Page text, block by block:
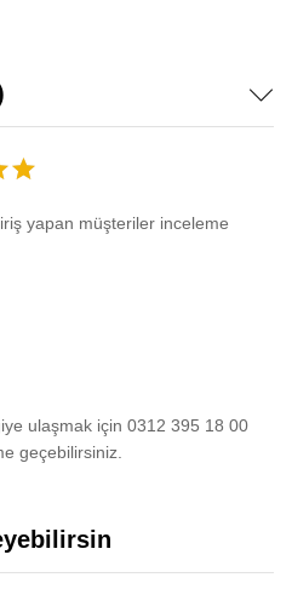
yapan müşteriler inceleme
ulaşmak için 0312 395 18 00
geçebilirsiniz.